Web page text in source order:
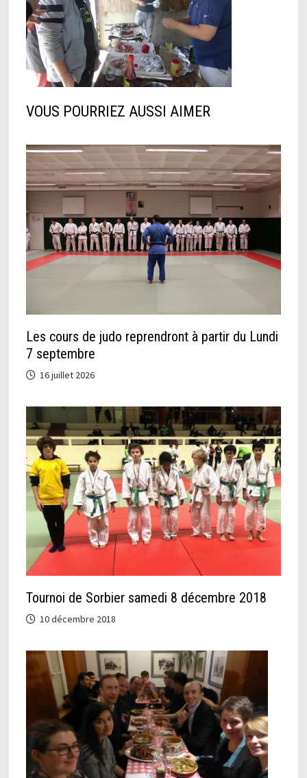
VOUS POURRIEZ AUSSI AIMER
Les cours de judo reprendront à partir du Lundi
7 septembre
16 juillet 2026
Tournoi de Sorbier samedi 8 décembre 2018
10 décembre 2018